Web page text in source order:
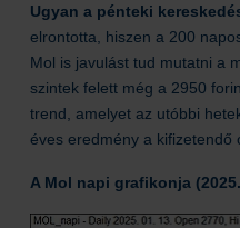
Ugyan a pénteki
elrontotta, hiszen a 200
Mol is javulást tud mutatni a
szintek felett még a 2950
trend, amelyet az utóbbi
éves eredmény a kifizetendő
A Mol napi grafikonja